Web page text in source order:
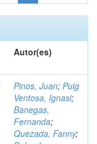
Autor(es)
Pinos, Juan; Puig
Ventosa, Ignasi;
Banegas,
Fernanda;
Quezada, Fanny;